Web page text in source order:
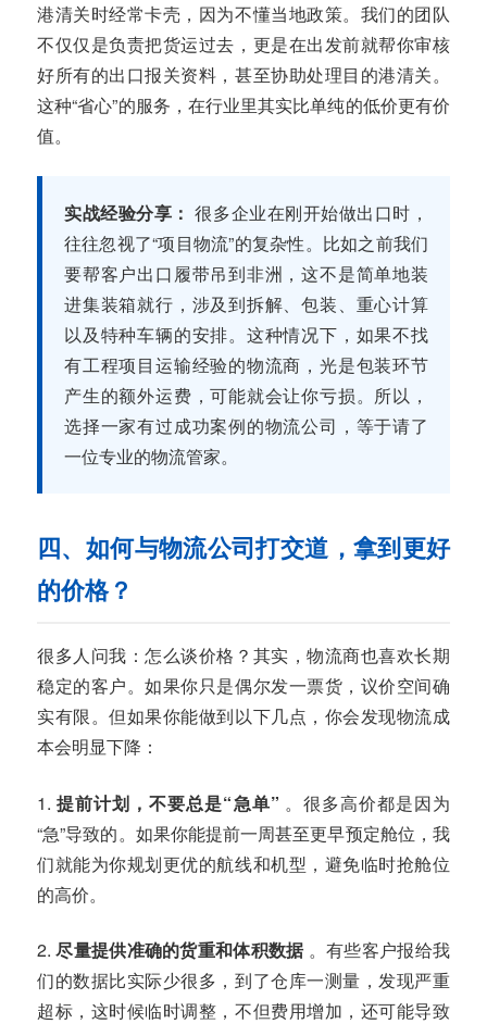
港清关时经常卡壳，因为不懂当地政策。我们的团队
不仅仅是负责把货运过去，更是在出发前就帮你审核
好所有的出口报关资料，甚至协助处理目的港清关。
这种“省心”的服务，在行业里其实比单纯的低价更有价
值。
实战经验分享：很多企业在刚开始做出口时，
往往忽视了“项目物流”的复杂性。比如之前我们
要帮客户出口履带吊到非洲，这不是简单地装
进集装箱就行，涉及到拆解、包装、重心计算
以及特种车辆的安排。这种情况下，如果不找
有工程项目运输经验的物流商，光是包装环节
产生的额外运费，可能就会让你亏损。所以，
选择一家有过成功案例的物流公司，等于请了
一位专业的物流管家。
四、如何与物流公司打交道，拿到更好
的价格？
很多人问我：怎么谈价格？其实，物流商也喜欢长期
稳定的客户。如果你只是偶尔发一票货，议价空间确
实有限。但如果你能做到以下几点，你会发现物流成
本会明显下降：
1.提前计划，不要总是“急单” 。很多高价都是因为
“急”导致的。如果你能提前一周甚至更早预定舱位，我
们就能为你规划更优的航线和机型，避免临时抢舱位
的高价。
2.尽量提供准确的货重和体积数据 。有些客户报给我
们的数据比实际少很多，到了仓库一测量，发现严重
超标，这时候临时调整，不但费用增加，还可能导致